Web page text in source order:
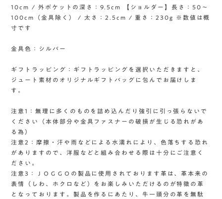
10cm / 外ポケットの深さ：9.5cm 【ショルダー】長さ：50〜
100cm（金具除く） / 太さ：2.5cm / 重さ：230g ※数値は概
寸です
金具色：シルバー
ギフトラッピング：ギフトラッピングを選択いただきますと、
ジュート素材のオリジナルギフトバッグに包んでお届けしま
す。
注意1：無理に多くのものを詰め込んだり強引に引っ張らないで
ください（本体部分や金具ファスナーの破損が生じる恐れがあ
る為）
注意2：摩擦・汗や雨などによる水濡れにより、色落ちする恐れ
がありますので、洋服などと組み合わせる際は十分にご注意く
ださい。
注意3：ＪＯＧＧＯの製品に使用されております革は、革本来の
表情（しわ、ホクロなど）をお楽しみいただけるのが特徴の革
となっております。製品を作るにあたり、牛一頭分の革を無駄